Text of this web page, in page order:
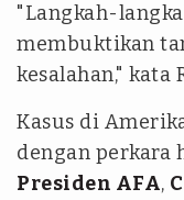
"Langkah-
membuktikan
kesalahan," kata
Kasus di
dengan perkara
Presiden AFA,